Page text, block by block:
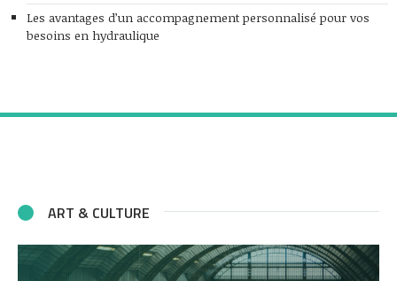
Les avantages d’un accompagnement personnalisé pour vos
besoins en hydraulique
ART & CULTURE